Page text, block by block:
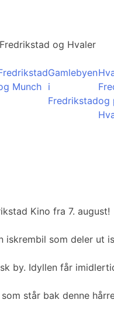
og Hvaler
Munch
Gamlebyen
i
Fredrikstadog
Kino fra 7. august!
iskrembil som deler
by. Idyllen får
står bak denne